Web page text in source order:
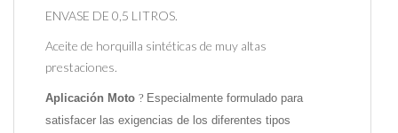
ENVASE DE 0,5 LITROS.
Aceite de horquilla sintéticas de muy altas
prestaciones.
Aplicación Moto ? Especialmente formulado para
satisfacer las exigencias de los diferentes tipos